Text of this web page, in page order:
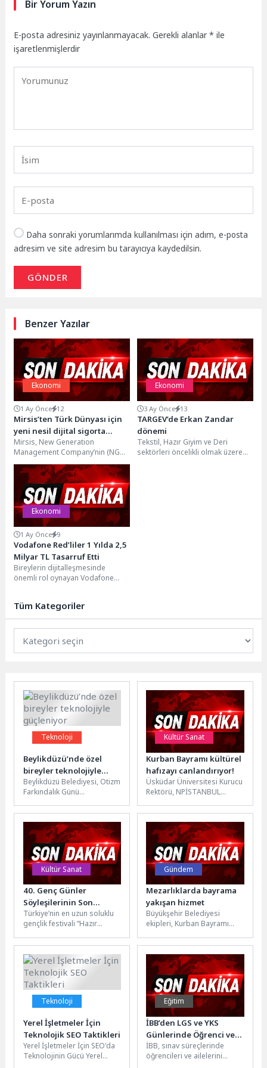
Bir Yorum Yazın
E-posta adresiniz yayınlanmayacak. Gerekli alanlar* ile
işaretlenmişlerdir
Daha sonraki yorumlarımda kullanılması için adım, e-posta
adresim ve site adresim bu tarayıcıya kaydedilsin.
GÖNDER
Benzer Yazılar
Ekonomi
1 Ay Önce 12
Mirsis’ten Türk Dünyası için
yeni nesil dijital sigorta
platformu: “TurkiCore”
Mirsis, New Generation
Management Company’nin (NGM)
strateji ofisi ve bölgesel
koordinasyon liderliğinde, Türk
Cumhuriyetleri’ndeki sigorta...
Ekonomi
3 Ay Önce 13
TARGEV’de Erkan Zandar
dönemi
Tekstil, Hazır Giyim ve Deri
sektörleri öncelikli olmak üzere
Ekonomi
1 Ay Önce 9
Vodafone Red’liler 1 Yılda 2,5
Milyar TL Tasarruf Etti
Bireylerin dijitalleşmesinde
önemli rol oynayan Vodafone
sosyal yönden...
Tüm Kategoriler
Teknoloji
Beylikdüzü’nde özel
bireyler teknolojiyle
güçleniyor
Beylikdüzü Belediyesi, Otizm
Farkındalık Günü
robotik kodlama eğitimiyle
buluşturdu. Beylikdüzü
Engelsiz Robotik...
Kültür Sanat
Kurban Bayramı kültürel
hafızayı canlandırıyor!
Üsküdar Üniversitesi Kurucu
Rektörü, NPİSTANBUL
Başkanı ve Psikiyatrist Prof.
Dr. Nevzat Tarhan,...
Kültür Sanat
40. Genç Günler
Söyleşilerinin Son
Konuğu Emin Çapa Oldu
Türkiye’nin en uzun soluklu
gençlik festivali “Hazır
düzenlenen 40. Genç Günler
söyleşi, atölye...
Gündem
Mezarlıklarda bayrama
yakışan hizmet
Büyükşehir Belediyesi
ekipleri, Kurban Bayramı
gelen vatandaşları örnek bir
hizmet ile karşıladı....
Teknoloji
Yerel İşletmeler İçin
Teknolojik SEO Taktikleri
Yerel İşletmeler İçin SEO'da
Teknolojinin Gücü Yerel
Eğitim
İBB’den LGS ve YKS
Günlerinde Öğrenci ve
Ailelerine Kumanya
Desteği
İBB, sınav süreçlerinde
öğrencileri ve ailelerini